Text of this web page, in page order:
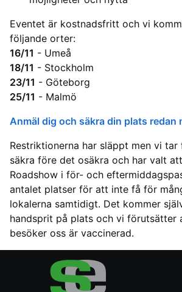
Eventet är kostnadsfritt och vi
följande orter:
16/11 - Umeå
18/11 - Stockholm
23/11 - Göteborg
25/11 - Malmö
Anmäl dig och säkra din plats redan
Restriktionerna har släppt men vi
säkra före det osäkra och har valt
Roadshow i för- och
antalet platser för att inte få för
lokalerna samtidigt. Det kommer
handsprit på plats och vi förutsätter
besöker oss är vaccinerad.